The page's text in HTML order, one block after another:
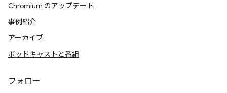
Chromium のアップデート
事例紹介
アーカイブ
ポッドキャストと番組
フォロー